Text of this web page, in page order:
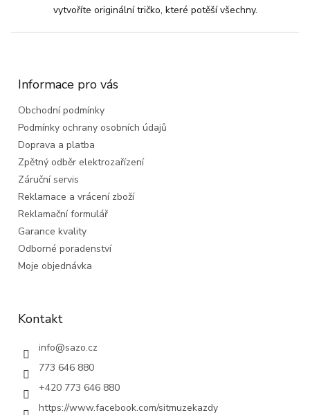
vytvoříte originální tričko, které potěší všechny.
Informace pro vás
Obchodní podmínky
Podmínky ochrany osobních údajů
Doprava a platba
Zpětný odběr elektrozařízení
Záruční servis
Reklamace a vrácení zboží
Reklamační formulář
Garance kvality
Odborné poradenství
Moje objednávka
Kontakt
info@sazo.cz
773 646 880
+420 773 646 880
https://www.facebook.com/sitmuzekazdy